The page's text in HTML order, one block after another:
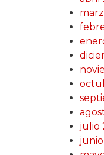
julio
junio